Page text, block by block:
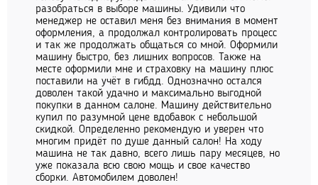
разобраться в выборе машины. Удивили что
менеджер не оставил меня без внимания в момент
оформления, а продолжал контролировать процесс
и так же продолжать общаться со мной. Оформили
машину быстро, без лишних вопросов. Также на
месте оформили мне и страховку на машину плюс
поставили на учёт в гибдд. Однозначно остался
доволен такой удачно и максимально выгодной
покупки в данном салоне. Машину действительно
купил по разумной цене вдобавок с небольшой
скидкой. Определенно рекомендую и уверен что
многим придёт по душе данный салон! На ходу
машина не так давно, всего лишь пару месяцев, но
уже показала всю свою мощь и свое качество
сборки. Автомобилем доволен!